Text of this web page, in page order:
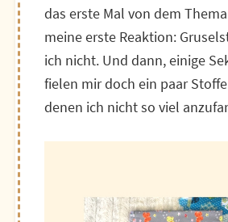
das erste Mal von dem
meine erste Reaktion:
ich nicht. Und dann, einige
fielen mir doch ein paar
denen ich nicht so viel